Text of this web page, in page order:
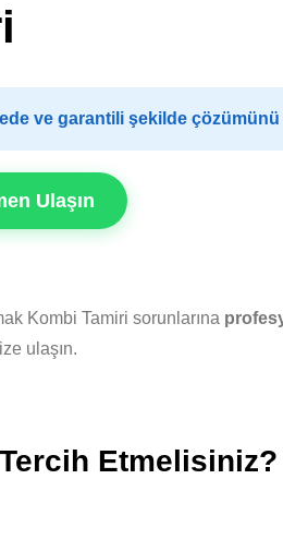
ve garantili şekilde
Ulaşın
Kombi Tamiri sorunlarına
ulaşın.
Etmelisiniz?